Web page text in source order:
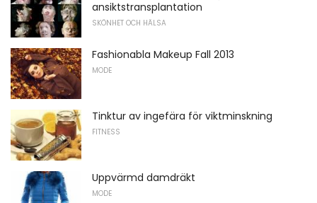
ansiktstransplantation
SKÖNHET OCH HÄLSA
Fashionabla Makeup Fall 2013
MODE
Tinktur av ingefära för viktminskning
FITNESS
Uppvärmd damdräkt
MODE